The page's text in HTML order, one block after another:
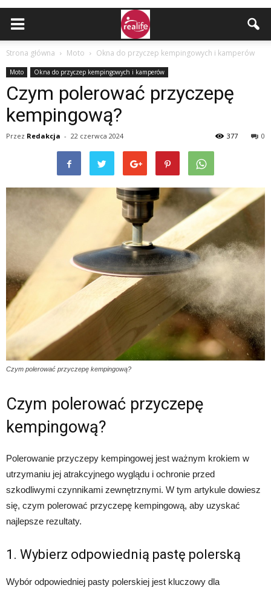
Strona główna Moto Okna do przyczep kempingowych i kamperów
Moto Okna do przyczep kempingowych i kamperów
Czym polerować przyczepę
kempingową?
Przez Redakcja - 22 czerwca 2024 0
377
Czym polerować przyczepę kempingową?
Czym polerować przyczepę
kempingową?
Polerowanie przyczepy kempingowej jest ważnym krokiem w
utrzymaniu jej atrakcyjnego wyglądu i ochronie przed
szkodliwymi czynnikami zewnętrznymi. W tym artykule dowiesz
się, czym polerować przyczepę kempingową, aby uzyskać
najlepsze rezultaty.
1. Wybierz odpowiednią pastę polerską
Wybór odpowiedniej pasty polerskiej jest kluczowy dla